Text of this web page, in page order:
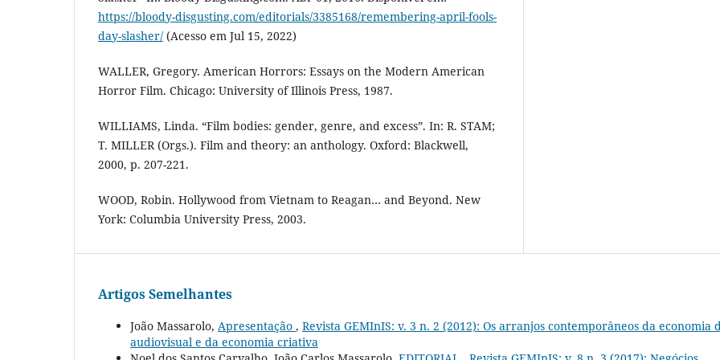
https://bloody-disgusting.com/editorials/3385168/remembering-april-fools-
day-slasher/ (Acesso em Jul 15, 2022)
WALLER, Gregory. American Horrors: Essays on the Modern American
Horror Film. Chicago: University of Illinois Press, 1987.
WILLIAMS, Linda. “Film bodies: gender, genre, and excess”. In: R. STAM;
T. MILLER (Orgs.). Film and theory: an anthology. Oxford: Blackwell,
2000, p. 207-221.
WOOD, Robin. Hollywood from Vietnam to Reagan… and Beyond. New
York: Columbia University Press, 2003.
Artigos Semelhantes
João Massarolo, Apresentação , Revista GEMInIS: v. 3 n. 2 (2012): Os arranjos contemporâneos da economia
audiovisual e da economia criativa